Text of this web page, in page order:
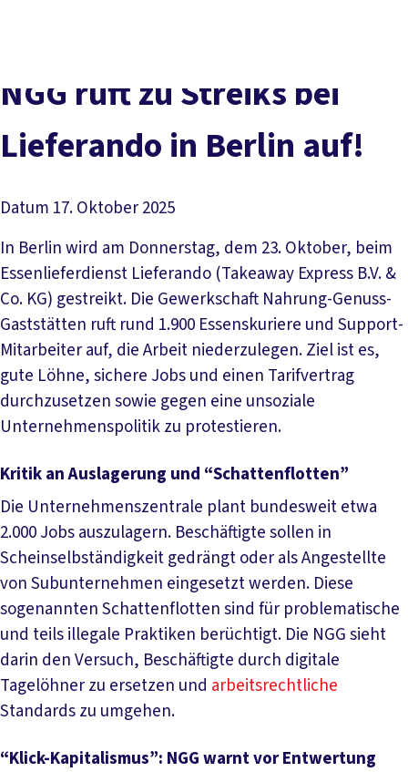
Service
Mitmachen
NGG ruft zu Streiks bei
Lieferando in Berlin auf!
Datum 17. Oktober 2025
In Berlin wird am Donnerstag, dem 23. Oktober, beim
Essenlieferdienst Lieferando (Takeaway Express B.V. &
Co. KG) gestreikt. Die Gewerkschaft Nahrung-Genuss-
Gaststätten ruft rund 1.900 Essenskuriere und Support-
Mitarbeiter auf, die Arbeit niederzulegen. Ziel ist es,
gute Löhne, sichere Jobs und einen Tarifvertrag
durchzusetzen sowie gegen eine unsoziale
Unternehmenspolitik zu protestieren.
Kritik an Auslagerung und “Schattenflotten”
Die Unternehmenszentrale plant bundesweit etwa
2.000 Jobs auszulagern. Beschäftigte sollen in
Scheinselbständigkeit gedrängt oder als Angestellte
von Subunternehmen eingesetzt werden. Diese
sogenannten Schattenflotten sind für problematische
und teils illegale Praktiken berüchtigt. Die NGG sieht
darin den Versuch, Beschäftigte durch digitale
Tagelöhner zu ersetzen und arbeitsrechtliche
Standards zu umgehen.
“Klick-Kapitalismus”: NGG warnt vor Entwertung